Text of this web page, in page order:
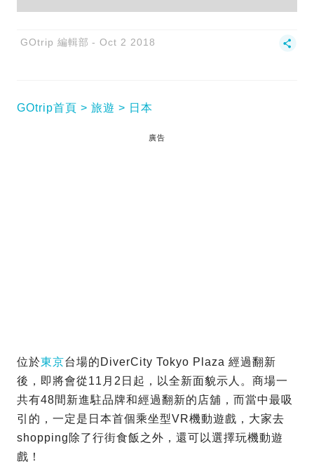
GOtrip 編輯部 Oct 2 2018
GOtrip首頁 旅遊 日本
廣告
位於東京台場的DiverCity Tokyo Plaza 經過翻新
後，即將會從11月2日起，以全新面貌示人。商場一
共有48間新進駐品牌和經過翻新的店舖，而當中最吸
引的，一定是日本首個乘坐型VR機動遊戲，大家去
shopping除了行街食飯之外，還可以選擇玩機動遊
戲！